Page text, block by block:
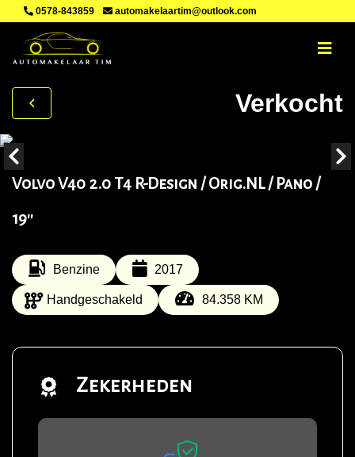
0578-843859 automakelaartim@outlook.com
Verkocht
Volvo V40 2.0 T4 R-Design / Orig.NL / Pano /
19''
Benzine 2017
Handgeschakeld 84.358 KM
Zekerheden